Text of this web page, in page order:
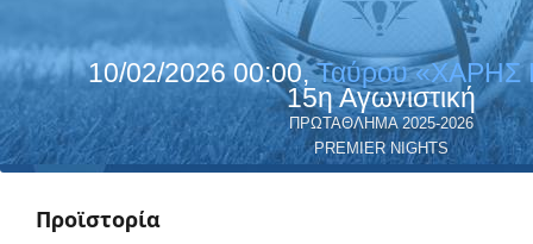
10/02/2026 00:00,Ταύρου «ΧΑΡΗΣ
15η Αγωνιστική
ΠΡΩΤΑΘΛΗΜΑ 2025-2026
PREMIER NIGHTS
Προϊστορία